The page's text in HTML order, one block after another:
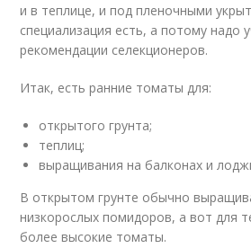
и в теплице, и под пленочными
специализация есть, а потому надо
рекомендации селекционеров.
Итак, есть ранние томаты для:
открытого грунта;
теплиц;
выращивания на балконах и
В открытом грунте обычно
низкорослых помидоров, а вот для
более высокие томаты.